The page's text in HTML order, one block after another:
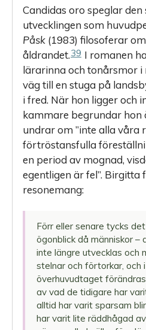
Candidas oro speglar
utvecklingen som
Påsk (1983) filosoferar
åldrandet.39 I romanen
lärarinna och tonårsmor i
väg till en stuga på
i fred. När hon ligger och
kammare begrundar hon
undrar om ”inte alla våra
förtröstansfulla
en period av mognad,
egentligen är fel”.
resonemang:
Förr eller senare tycks
ögonblick då människor –
inte längre utvecklas och
stelnar och förtorkar, och
överhuvudtaget
av vad de tidigare har
alltid har varit sparsam
har varit lite räddhågad